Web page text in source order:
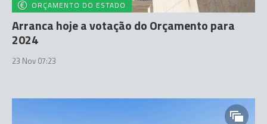
ORÇAMENTO DO ESTADO
Arranca hoje a votação do Orçamento para
2024
23 Nov 07:23